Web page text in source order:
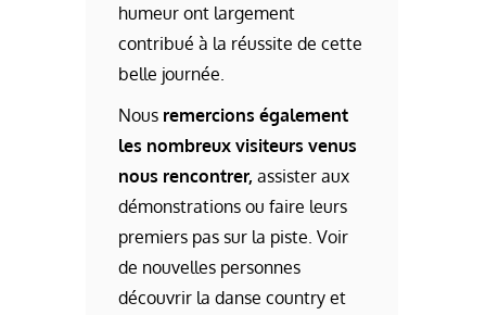
humeur ont largement
contribué à la réussite de cette
belle journée.
Nous remercions également
les nombreux visiteurs venus
nous rencontrer, assister aux
démonstrations ou faire leurs
premiers pas sur la piste. Voir
de nouvelles personnes
découvrir la danse country et